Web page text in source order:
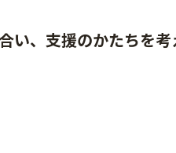
い、支援のかたち